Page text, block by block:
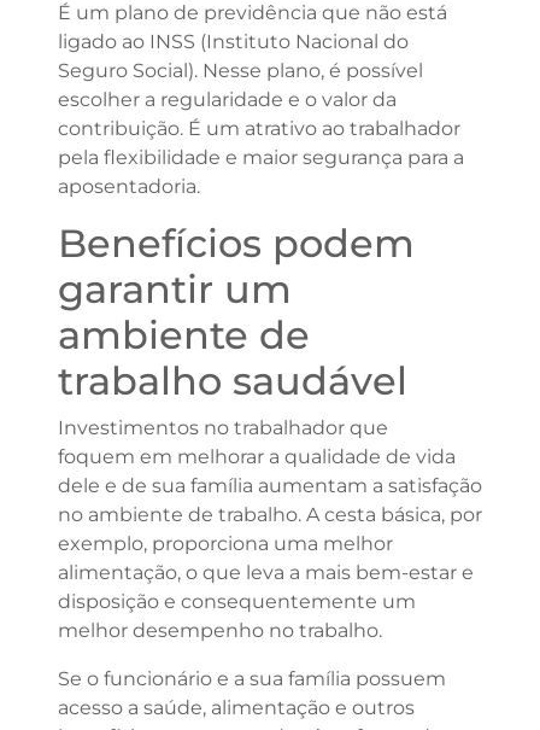
É um plano de previdência que não está
ligado ao INSS (Instituto Nacional do
Seguro Social). Nesse plano, é possível
escolher a regularidade e o valor da
contribuição. É um atrativo ao trabalhador
pela flexibilidade e maior segurança para a
aposentadoria.
Benefícios podem
garantir um
ambiente de
trabalho saudável
Investimentos no trabalhador que
foquem em melhorar a qualidade de vida
dele e de sua família aumentam a satisfação
no ambiente de trabalho. A cesta básica, por
exemplo, proporciona uma melhor
alimentação, o que leva a mais bem-estar e
disposição e consequentemente um
melhor desempenho no trabalho.
Se o funcionário e a sua família possuem
acesso a saúde, alimentação e outros